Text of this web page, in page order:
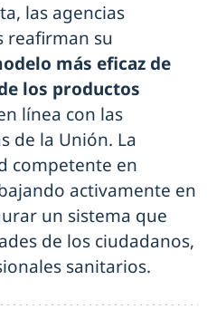
las agencias
reafirman su
más eficaz de
los productos
línea con las
de la Unión. La
competente en
activamente en
un sistema que
de los ciudadanos,
sanitarios.